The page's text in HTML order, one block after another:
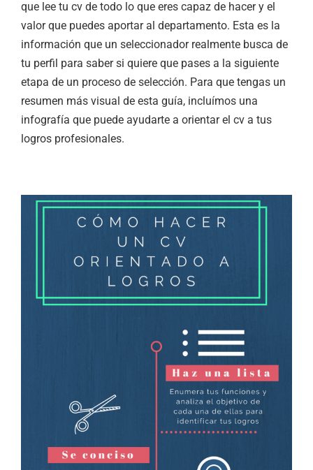
que lee tu cv de todo lo que eres capaz de hacer y el
valor que puedes aportar al departamento. Esta es la
información que un seleccionador realmente busca de
tu perfil para saber si quiere que pases a la siguiente
etapa de un proceso de selección. Para que tengas un
resumen más visual de esta guía, incluímos una
infografía que puede ayudarte a orientar el cv a tus
logros profesionales.